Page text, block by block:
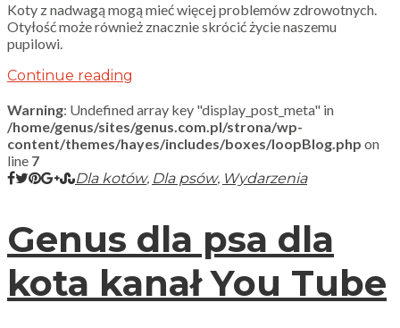
Koty z nadwagą mogą mieć więcej problemów zdrowotnych.
Otyłość może również znacznie skrócić życie naszemu
pupilowi.
Continue reading
Warning: Undefined array key "display_post_meta" in
/home/genus/sites/genus.com.pl/strona/wp-
content/themes/hayes/includes/boxes/loopBlog.php on
line 7
Dla kotów, Dla psów, Wydarzenia
Genus dla psa dla
kota kanał You Tube